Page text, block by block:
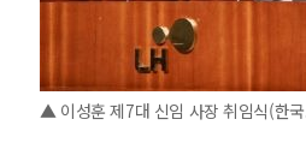
▲ 이성훈 제7대 신임 사장 취임식(한